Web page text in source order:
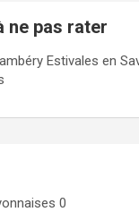
ne pas rater
Estivales en
0